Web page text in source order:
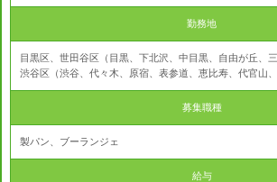
勤務地
目黒区、世田谷区（目黒、下北沢、中目黒、自由が丘、三
渋谷区（渋谷、代々木、原宿、表参道、恵比寿、代官山
募集職種
製パン、ブーランジェ
給与